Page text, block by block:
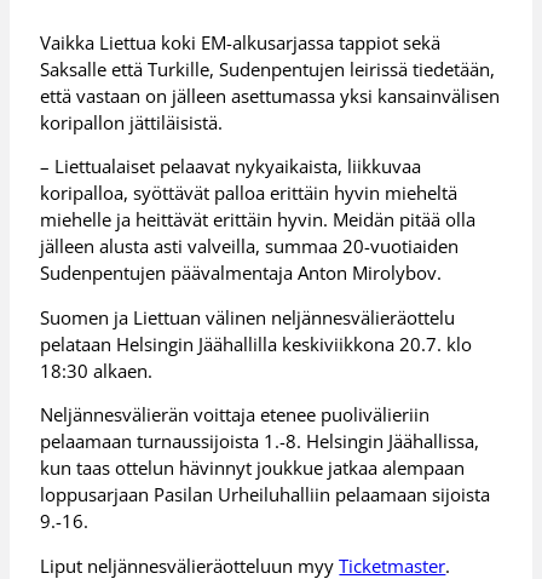
Vaikka Liettua koki EM-alkusarjassa tappiot sekä
Saksalle että Turkille, Sudenpentujen leirissä tiedetään,
että vastaan on jälleen asettumassa yksi kansainvälisen
koripallon jättiläisistä.
– Liettualaiset pelaavat nykyaikaista, liikkuvaa
koripalloa, syöttävät palloa erittäin hyvin mieheltä
miehelle ja heittävät erittäin hyvin. Meidän pitää olla
jälleen alusta asti valveilla, summaa 20-vuotiaiden
Sudenpentujen päävalmentaja Anton Mirolybov.
Suomen ja Liettuan välinen neljännesvälieräottelu
pelataan Helsingin Jäähallilla keskiviikkona 20.7. klo
18:30 alkaen.
Neljännesvälierän voittaja etenee puolivälieriin
pelaamaan turnaussijoista 1.-8. Helsingin Jäähallissa,
kun taas ottelun hävinnyt joukkue jatkaa alempaan
loppusarjaan Pasilan Urheiluhalliin pelaamaan sijoista
9.-16.
Liput neljännesvälieräotteluun myyTicketmaster.